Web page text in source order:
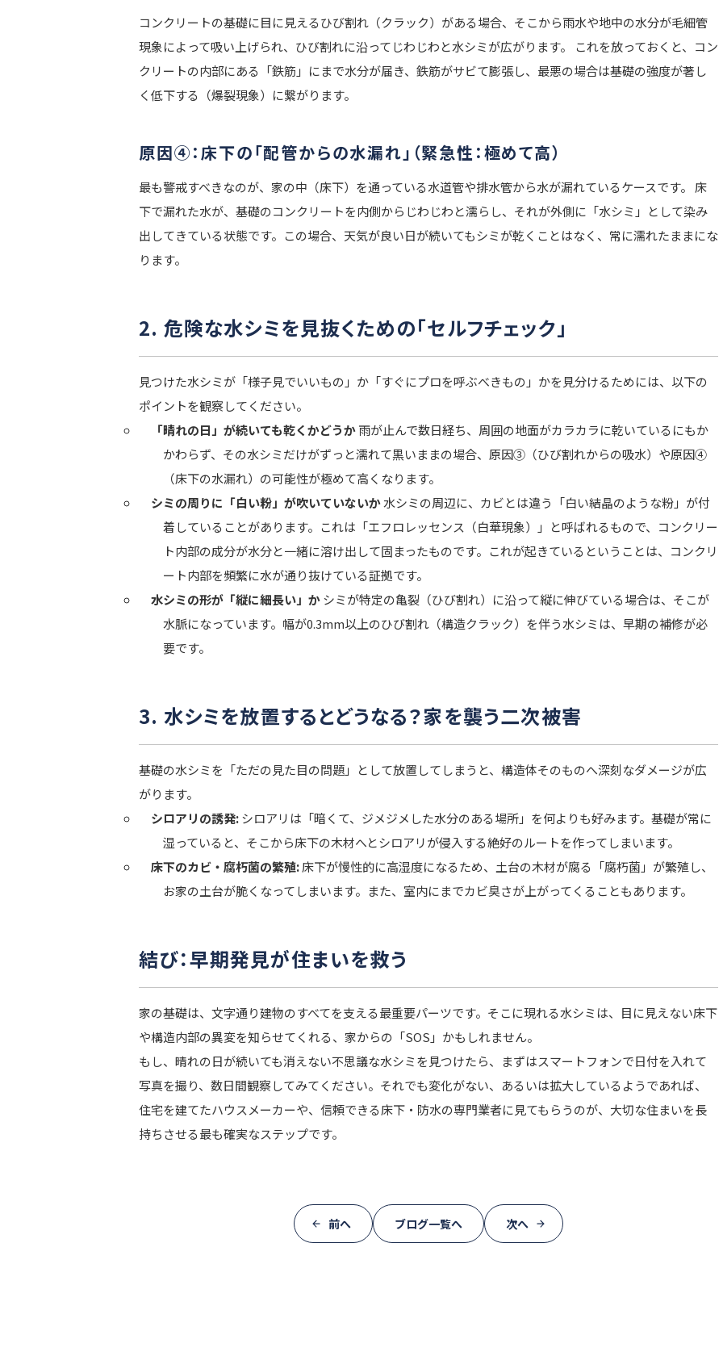
コンクリートの基礎に目に見えるひび割れ（クラック）がある場合、そこから雨水や地中の水分が毛細管
現象によって吸い上げられ、ひび割れに沿ってじわじわと水シミが広がります。 これを放っておくと、コン
クリートの内部にある「鉄筋」にまで水分が届き、鉄筋がサビて膨張し、最悪の場合は基礎の強度が著し
く低下する（爆裂現象）に繋がります。
原因④：床下の「配管からの水漏れ」（緊急性：極めて高）
最も警戒すべきなのが、家の中（床下）を通っている水道管や排水管から水が漏れているケースです。 床
下で漏れた水が、基礎のコンクリートを内側からじわじわと濡らし、それが外側に「水シミ」として染み
出してきている状態です。この場合、天気が良い日が続いてもシミが乾くことはなく、常に濡れたままにな
ります。
2. 危険な水シミを見抜くための「セルフチェック」
見つけた水シミが「様子見でいいもの」か「すぐにプロを呼ぶべきもの」かを見分けるためには、以下の
ポイントを観察してください。
「晴れの日」が続いても乾くかどうか雨が止んで数日経ち、周囲の地面がカラカラに乾いているにもか
かわらず、その水シミだけがずっと濡れて黒いままの場合、原因③（ひび割れからの吸水）や原因④
（床下の水漏れ）の可能性が極めて高くなります。
シミの周りに「白い粉」が吹いていないか水シミの周辺に、カビとは違う「白い結晶のような粉」が付
着していることがあります。これは「エフロレッセンス（白華現象）」と呼ばれるもので、コンクリー
ト内部の成分が水分と一緒に溶け出して固まったものです。これが起きているということは、コンクリ
ート内部を頻繁に水が通り抜けている証拠です。
水シミの形が「縦に細長い」かシミが特定の亀裂（ひび割れ）に沿って縦に伸びている場合は、そこが
水脈になっています。幅が0.3mm以上のひび割れ（構造クラック）を伴う水シミは、早期の補修が必
要です。
3. 水シミを放置するとどうなる？家を襲う二次被害
基礎の水シミを「ただの見た目の問題」として放置してしまうと、構造体そのものへ深刻なダメージが広
がります。
シロアリの誘発:シロアリは「暗くて、ジメジメした水分のある場所」を何よりも好みます。基礎が常に
湿っていると、そこから床下の木材へとシロアリが侵入する絶好のルートを作ってしまいます。
床下のカビ・腐朽菌の繁殖:床下が慢性的に高湿度になるため、土台の木材が腐る「腐朽菌」が繁殖し、
お家の土台が脆くなってしまいます。また、室内にまでカビ臭さが上がってくることもあります。
結び：早期発見が住まいを救う
家の基礎は、文字通り建物のすべてを支える最重要パーツです。そこに現れる水シミは、目に見えない床下
や構造内部の異変を知らせてくれる、家からの「SOS」かもしれません。
もし、晴れの日が続いても消えない不思議な水シミを見つけたら、まずはスマートフォンで日付を入れて
写真を撮り、数日間観察してみてください。それでも変化がない、あるいは拡大しているようであれば、
住宅を建てたハウスメーカーや、信頼できる床下・防水の専門業者に見てもらうのが、大切な住まいを長
持ちさせる最も確実なステップです。
前へ ブログ一覧へ 次へ